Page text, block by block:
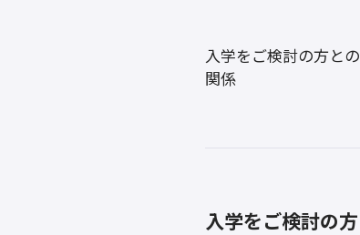
入学をご検討の方との
関係
入学をご検討の方